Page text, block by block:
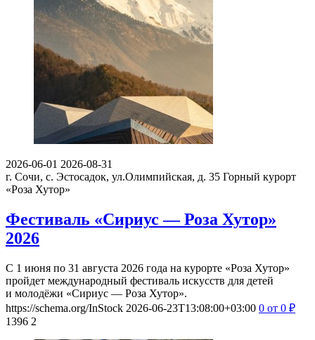
2026-06-01 2026-08-31
г. Сочи, с. Эстосадок, ул.Олимпийская, д. 35 Горный курорт
«Роза Хутор»
Фестиваль «Сириус — Роза Хутор»
2026
С 1 июня по 31 августа 2026 года на курорте «Роза Хутор»
пройдет международный фестиваль искусств для детей
и молодёжи «Сириус — Роза Хутор».
https://schema.org/InStock 2026-06-23T13:08:00+03:00 0 от 0 ₽
1396 2